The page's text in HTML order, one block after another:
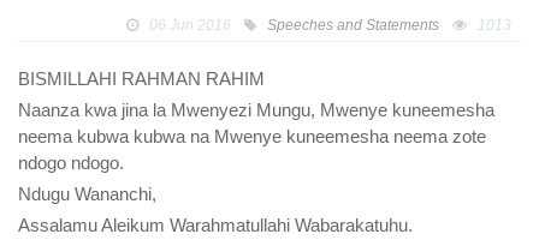
06 Jun 2016 Speeches and Statements 1013
BISMILLAHI RAHMAN RAHIM
Naanza kwa jina la Mwenyezi Mungu, Mwenye kuneemesha
neema kubwa kubwa na Mwenye kuneemesha neema zote
ndogo ndogo.
Ndugu Wananchi,
Assalamu Aleikum Warahmatullahi Wabarakatuhu.